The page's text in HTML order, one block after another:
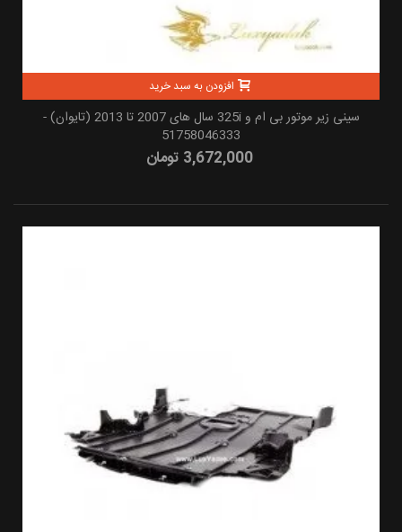
افزودن به سبد خرید
سینی زیر موتور بی ام و 325i سال های 2007 تا 2013 (تایوان) -
51758046333
3,672,000 تومان